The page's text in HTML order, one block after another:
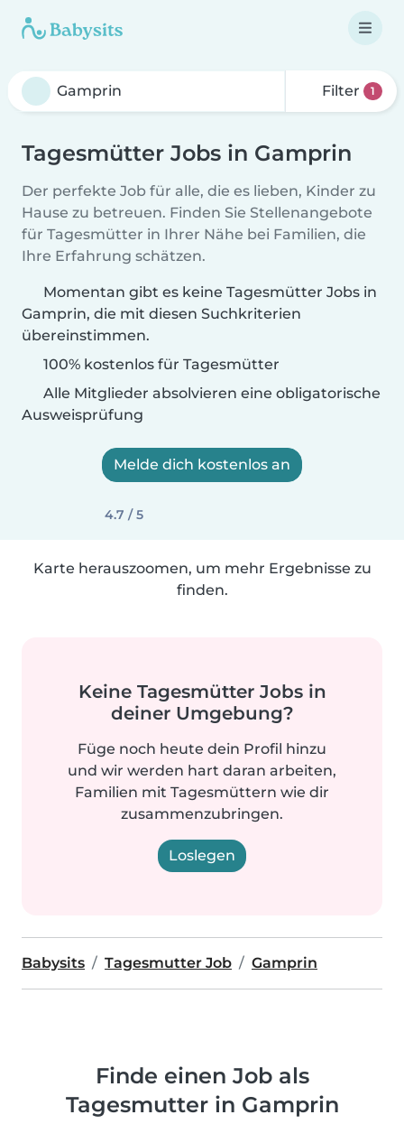
Filter 1
Tagesmütter Jobs in Gamprin
Der perfekte Job für alle, die es lieben, Kinder zu
Hause zu betreuen. Finden Sie Stellenangebote
für Tagesmütter in Ihrer Nähe bei Familien, die
Ihre Erfahrung schätzen.
Momentan gibt es keine Tagesmütter Jobs in
Gamprin, die mit diesen Suchkriterien
übereinstimmen.
100% kostenlos für Tagesmütter
Alle Mitglieder absolvieren eine obligatorische
Ausweisprüfung
Melde dich kostenlos an
4.7 / 5
Karte herauszoomen, um mehr Ergebnisse zu
finden.
Keine Tagesmütter Jobs in
deiner Umgebung?
Füge noch heute dein Profil hinzu
und wir werden hart daran arbeiten,
Familien mit Tagesmüttern wie dir
zusammenzubringen.
Loslegen
Babysits Tagesmutter Job Gamprin
Finde einen Job als
Tagesmutter in Gamprin